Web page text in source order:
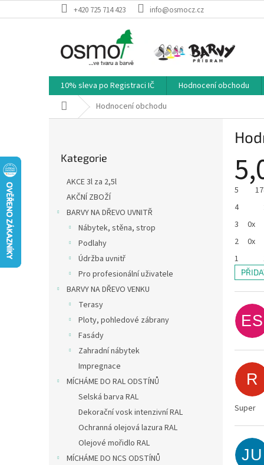
na
+420 725 714 423 info@osmocz.cz
10% sleva po Registraci IČ Hodnocení obchodu
Domů Hodnocení obchodu
kategorie
Kategorie
AKCE 3l za 2,5l
AKČNÍ ZBOŽÍ
BARVY NA DŘEVO UVNITŘ
Nábytek, stěna, strop
Podlahy
Údržba uvnitř
Pro profesionální uživatele
BARVY NA DŘEVO VENKU
Terasy
Ploty, pohledové zábrany
Fasády
Zahradní nábytek
Impregnace
MÍCHÁME DO RAL ODSTÍNŮ
Selská barva RAL
Dekorační vosk intenzivní RAL
Ochranná olejová lazura RAL
Olejové mořidlo RAL
MÍCHÁME DO NCS ODSTÍNŮ
5
4
3
0x
2
0x
1
p
i
h
o
d
n
o
e
n
í
ES
R
Super
JU